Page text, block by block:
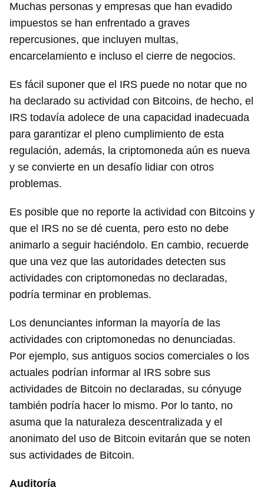
Muchas personas y empresas que han evadido
impuestos se han enfrentado a graves
repercusiones, que incluyen multas,
encarcelamiento e incluso el cierre de negocios.
Es fácil suponer que el IRS puede no notar que no
ha declarado su actividad con Bitcoins, de hecho, el
IRS todavía adolece de una capacidad inadecuada
para garantizar el pleno cumplimiento de esta
regulación, además, la criptomoneda aún es nueva
y se convierte en un desafío lidiar con otros
problemas.
Es posible que no reporte la actividad con Bitcoins y
que el IRS no se dé cuenta, pero esto no debe
animarlo a seguir haciéndolo. En cambio, recuerde
que una vez que las autoridades detecten sus
actividades con criptomonedas no declaradas,
podría terminar en problemas.
Los denunciantes informan la mayoría de las
actividades con criptomonedas no denunciadas.
Por ejemplo, sus antiguos socios comerciales o los
actuales podrían informar al IRS sobre sus
actividades de Bitcoin no declaradas, su cónyuge
también podría hacer lo mismo. Por lo tanto, no
asuma que la naturaleza descentralizada y el
anonimato del uso de Bitcoin evitarán que se noten
sus actividades de Bitcoin.
Auditoría